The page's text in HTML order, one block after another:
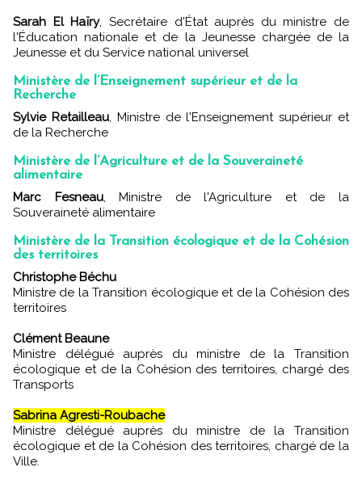
Sarah El Haïry, Secrétaire d'État auprès du ministre de
l'Éducation nationale et de la Jeunesse chargée de la
Jeunesse et du Service national universel
Ministère de l’Enseignement supérieur et de la
Recherche
Sylvie Retailleau, Ministre de l'Enseignement supérieur et
de la Recherche
Ministère de l’Agriculture et de la Souveraineté
alimentaire
Marc Fesneau, Ministre de l'Agriculture et de la
Souveraineté alimentaire
Ministère de la Transition écologique et de la Cohésion
des territoires
Christophe Béchu
Ministre de la Transition écologique et de la Cohésion des
territoires
Clément Beaune
Ministre délégué auprès du ministre de la Transition
écologique et de la Cohésion des territoires, chargé des
Transports
Sabrina Agresti-Roubache
Ministre délégué auprès du ministre de la Transition
écologique et de la Cohésion des territoires, chargé de la
Ville.